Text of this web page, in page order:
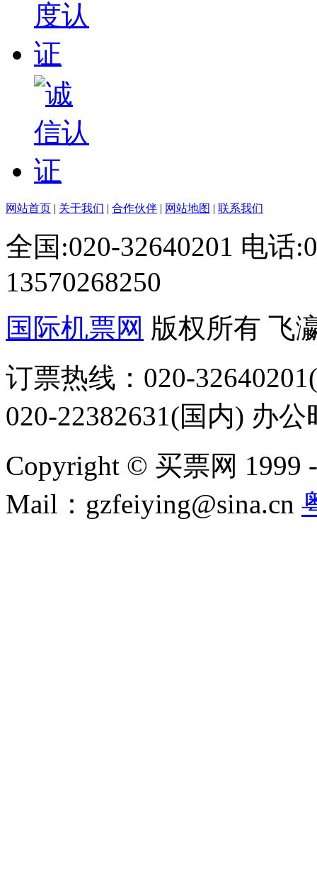
网站首页 | 关于我们 | 合作伙伴 | 网站地图 | 联系我们
全国:020-32640201 电话
13570268250
国际机票网 版权所有 飞
订票热线：020-
020-22382631(国内) 办
Copyright © 买票网 1999
Mail：gzfeiying@sina.cn